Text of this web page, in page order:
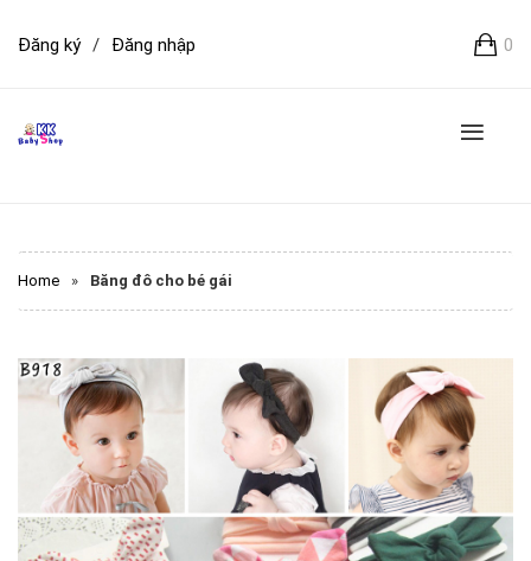
0
Đăng ký / Đăng nhập
Home » Băng đô cho bé gái